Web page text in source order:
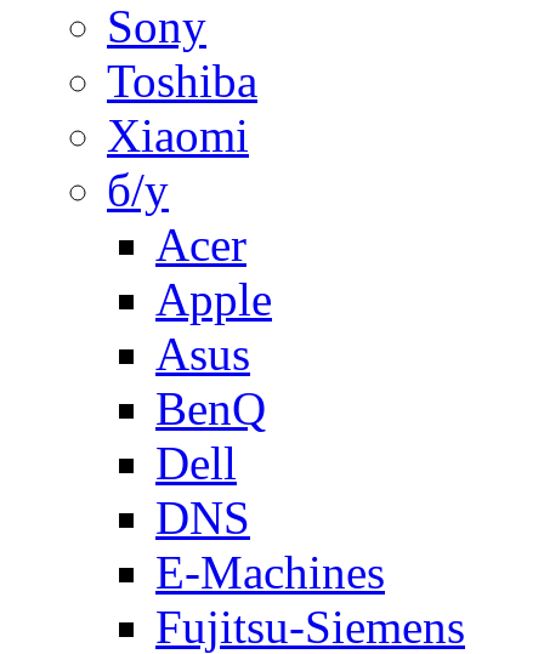
Sony
Toshiba
Xiaomi
б/у
Acer
Apple
Asus
BenQ
Dell
DNS
E-Machines
Fujitsu-Siemens